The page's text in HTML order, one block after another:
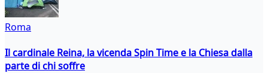
Roma
Il cardinale Reina, la vicenda Spin Time e la Chiesa dalla
parte di chi soffre